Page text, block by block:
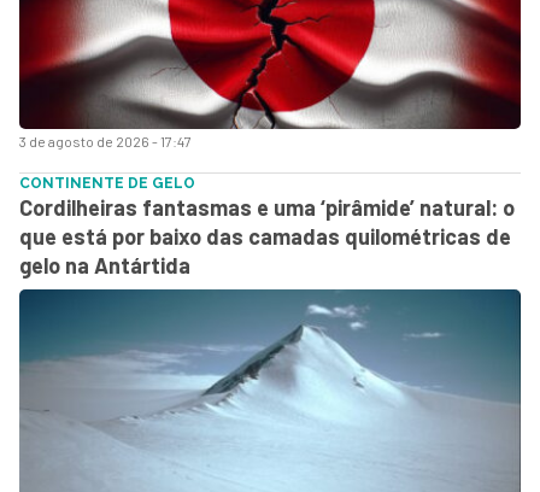
3 de agosto de 2026 - 17:47
CONTINENTE DE GELO
Cordilheiras fantasmas e uma ‘pirâmide’ natural: o
que está por baixo das camadas quilométricas de
gelo na Antártida